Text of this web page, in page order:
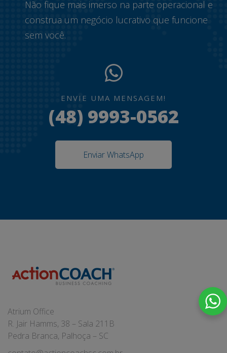
Não fique mais imerso na parte operacional e
construa um negócio lucrativo que funcione
sem você.
ENVIE UMA MENSAGEM!
(48) 9993-0562
Enviar WhatsApp
Atrium Office
R. Jair Hamms, 38 – Sala 211B
Pedra Branca, Palhoça – SC